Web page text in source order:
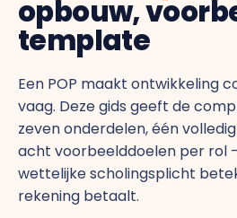
360° Feedback
Pulse Surveys
Doelen & OKR's
GROEI & INZICHT
Prijzen
Klantverhalen
Blog
opbouw,
template
Een POP maakt ontwikkeling
vaag. Deze gids geeft de
zeven onderdelen, één
acht voorbeelddoelen per rol
wettelijke scholingsplicht
rekening betaalt.